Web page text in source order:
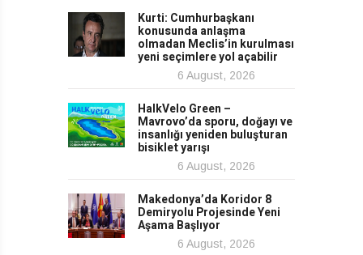
Kurti: Cumhurbaşkanı
konusunda anlaşma
olmadan Meclis’in kurulması
yeni seçimlere yol açabilir
6 August, 2026
HalkVelo Green –
Mavrovo’da sporu, doğayı ve
insanlığı yeniden buluşturan
bisiklet yarışı
6 August, 2026
Makedonya’da Koridor 8
Demiryolu Projesinde Yeni
Aşama Başlıyor
6 August, 2026